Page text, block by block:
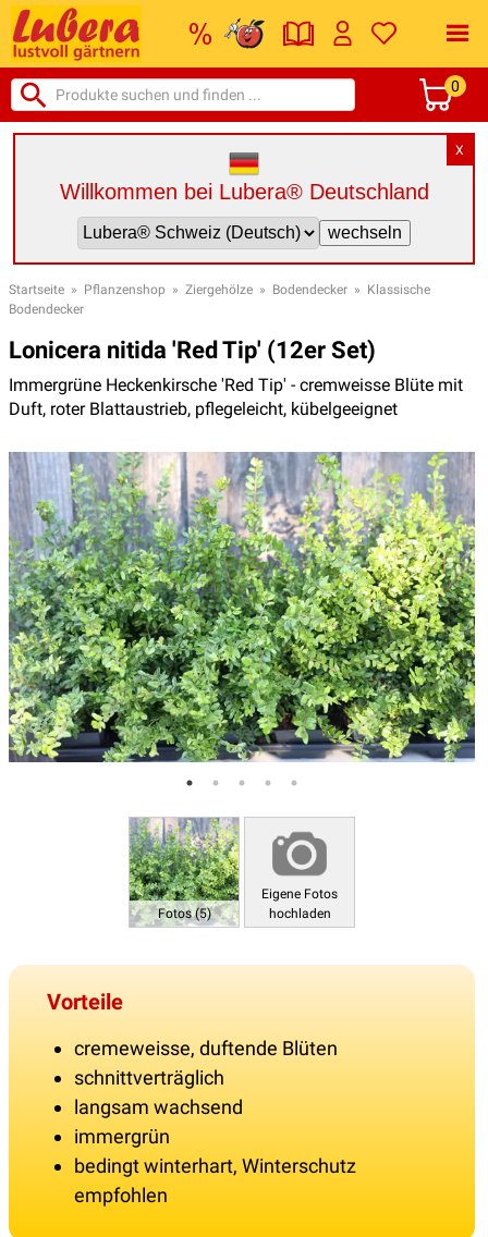
0
X
Willkommen bei Lubera® Deutschland
Startseite » Pflanzenshop » Ziergehölze » Bodendecker » Klassische
Bodendecker
Lonicera nitida 'Red Tip' (12er Set)
Immergrüne Heckenkirsche 'Red Tip' - cremweisse Blüte mit
Duft, roter Blattaustrieb, pflegeleicht, kübelgeeignet
Fotos (5)
Eigene Fotos
hochladen
Vorteile
cremeweisse, duftende Blüten
schnittverträglich
langsam wachsend
immergrün
bedingt winterhart, Winterschutz
empfohlen